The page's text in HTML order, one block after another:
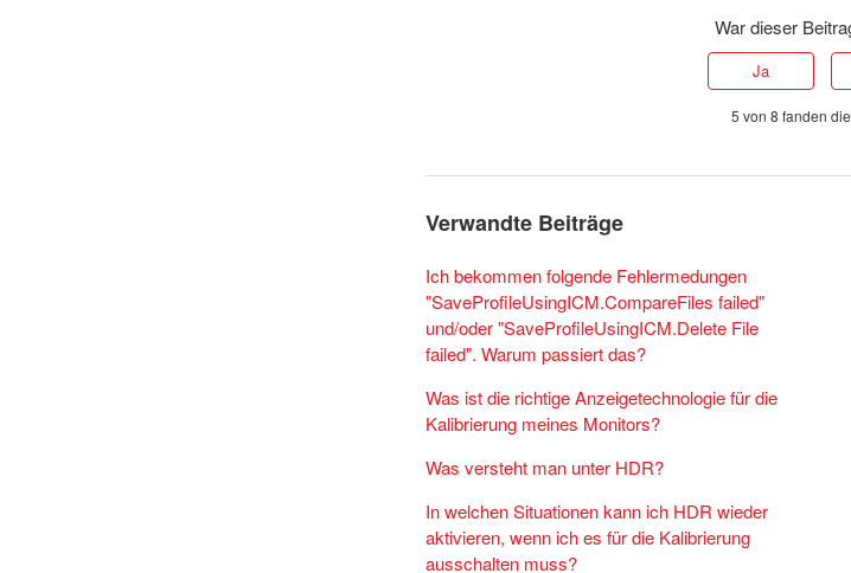
War dieser
Ja
5 von 8 fanden
Verwandte Beiträge
Ich bekommen folgende Fehlermedungen
"SaveProfileUsingICM.CompareFiles failed"
und/oder "SaveProfileUsingICM.Delete File
failed". Warum passiert das?
Was ist die richtige Anzeigetechnologie für die
Kalibrierung meines Monitors?
Was versteht man unter HDR?
In welchen Situationen kann ich HDR wieder
aktivieren, wenn ich es für die Kalibrierung
ausschalten muss?